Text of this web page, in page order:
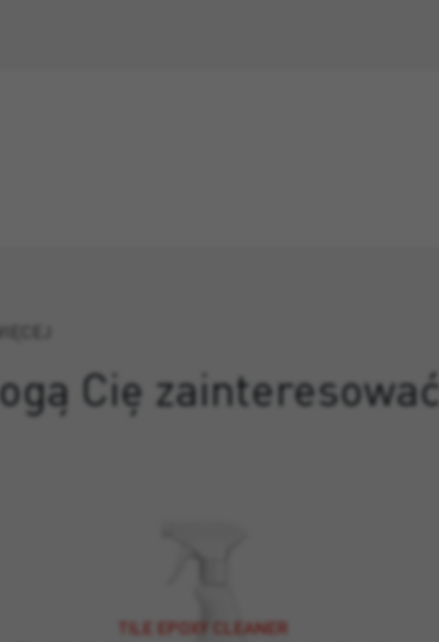
Cię zainteresować
TILE EPOXY CLEANER